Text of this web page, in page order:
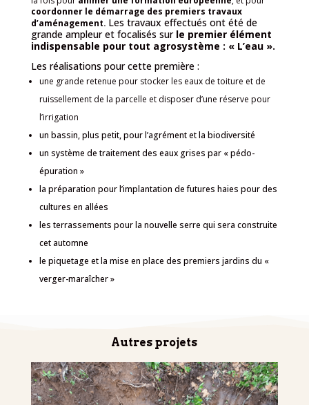
coordonner le démarrage des premiers travaux
d’aménagement. Les travaux effectués ont été de
grande ampleur et focalisés sur le premier élément
indispensable pour tout agrosystème : « L’eau ».
Les réalisations pour cette première :
une grande retenue pour stocker les eaux de toiture et de
ruissellement de la parcelle et disposer d’une réserve pour
l’irrigation
un bassin, plus petit, pour l’agrément et la biodiversité
un système de traitement des eaux grises par « pédo-
épuration »
la préparation pour l’implantation de futures haies pour des
cultures en allées
les terrassements pour la nouvelle serre qui sera construite
cet automne
le piquetage et la mise en place des premiers jardins du «
verger-maraîcher »
Autres projets